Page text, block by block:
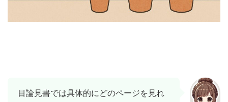
目論見書では具体的にどのページを見れ